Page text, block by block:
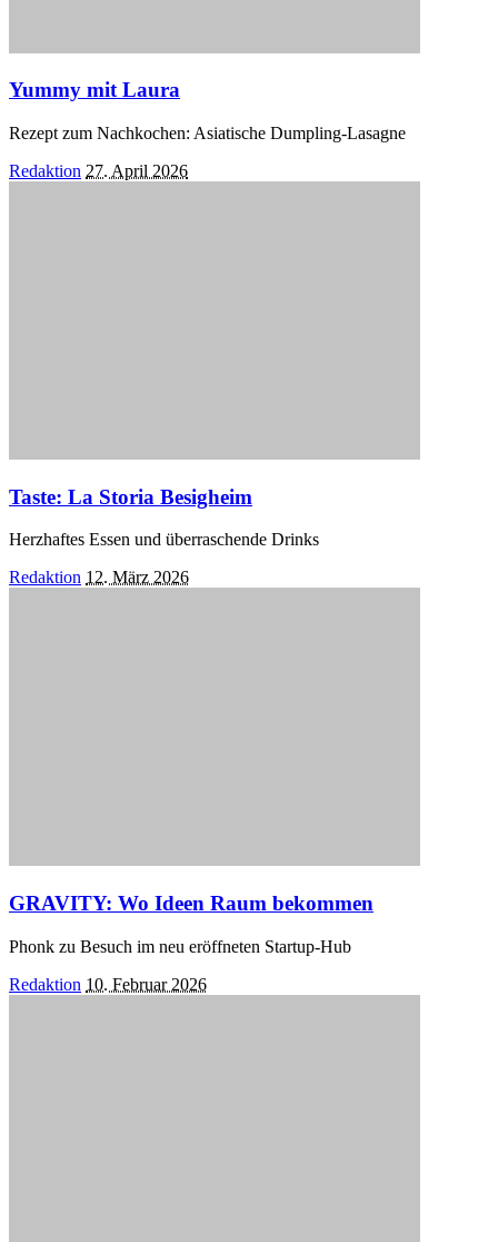
Yummy mit Laura
Rezept zum Nachkochen: Asiatische Dumpling-Lasagne
Posted
Redaktion 27. April 2026
Taste: La Storia Besigheim
Herzhaftes Essen und überraschende Drinks
Posted
Redaktion 12. März 2026
GRAVITY: Wo Ideen Raum bekommen
Phonk zu Besuch im neu eröffneten Startup-Hub
Posted
Redaktion 10. Februar 2026